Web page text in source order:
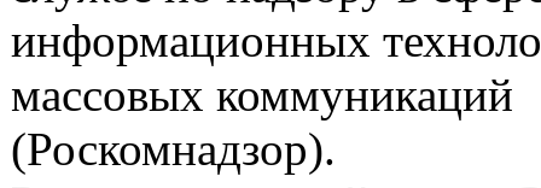
информационных
массовых коммуникаций
(Роскомнадзор).